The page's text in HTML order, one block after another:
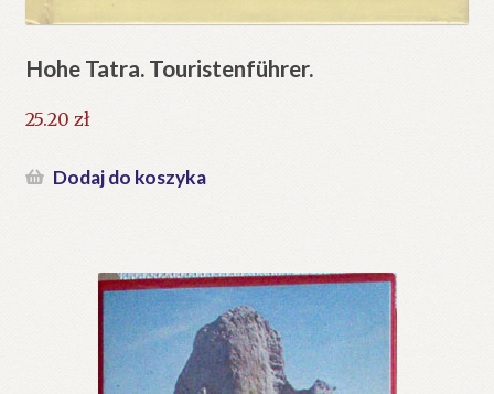
Hohe Tatra. Touristenführer.
25.20 zł
Dodaj do koszyka